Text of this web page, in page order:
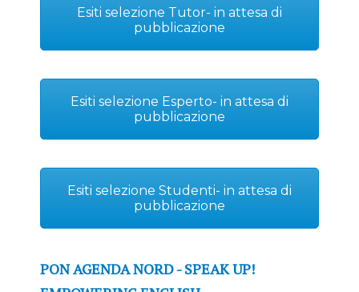
Esiti selezione Tutor- in attesa di
pubblicazione
Esiti selezione Esperto- in attesa di
pubblicazione
Esiti selezione Studenti- in attesa di
pubblicazione
PON AGENDA NORD - SPEAK UP!